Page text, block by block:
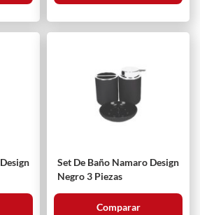
Set De Baño Namaro Design
Negro 3 Piezas
Comparar